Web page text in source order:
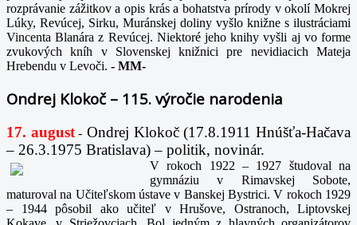
rozprávanie zážitkov a opis krás a bohatstva prírody v okolí Mokrej
Lúky, Revúcej, Sirku, Muránskej doliny vyšlo knižne s ilustráciami
Vincenta Blanára z Revúcej. Niektoré jeho knihy vyšli aj vo forme
zvukových kníh v Slovenskej knižnici pre nevidiacich Mateja
Hrebendu v Levoči. - MM-
Ondrej Klokoč – 115. výročie narodenia
17. august- Ondrej Klokoč (17.8.1911 Hnúšťa-Hačava
– 26.3.1975 Bratislava) – politik, novinár.
V rokoch 1922 – 1927 študoval na
gymnáziu v Rimavskej Sobote,
maturoval na Učiteľskom ústave v Banskej Bystrici. V rokoch 1929
– 1944 pôsobil ako učiteľ v Hrušove, Ostranoch, Liptovskej